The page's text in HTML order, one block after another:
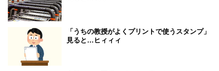
「うちの教授がよくプリントで使うスタンプ」
見ると…ヒィィィ